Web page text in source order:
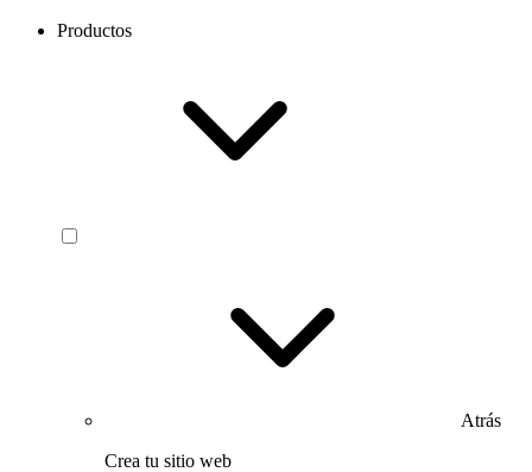
Productos
Atrás
Crea tu sitio web